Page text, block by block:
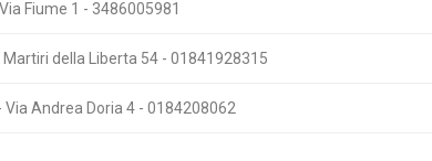
Fiume 1 - 3486005981
Martiri della Liberta 54 - 01841928315
Via Andrea Doria 4 - 0184208062